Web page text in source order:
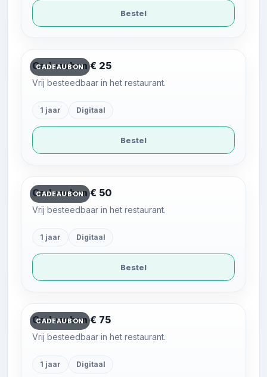
Bestel
CADEAUBON
Cadeaubon € 25
Vrij besteedbaar in het restaurant.
1 jaar Digitaal
Bestel
CADEAUBON
Cadeaubon € 50
Vrij besteedbaar in het restaurant.
1 jaar Digitaal
Bestel
CADEAUBON
Cadeaubon € 75
Vrij besteedbaar in het restaurant.
1 jaar Digitaal